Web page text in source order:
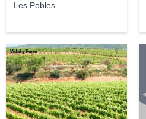
Les Pobles
Vidal y Ferré